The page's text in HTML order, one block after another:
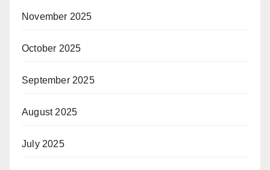
November 2025
October 2025
September 2025
August 2025
July 2025